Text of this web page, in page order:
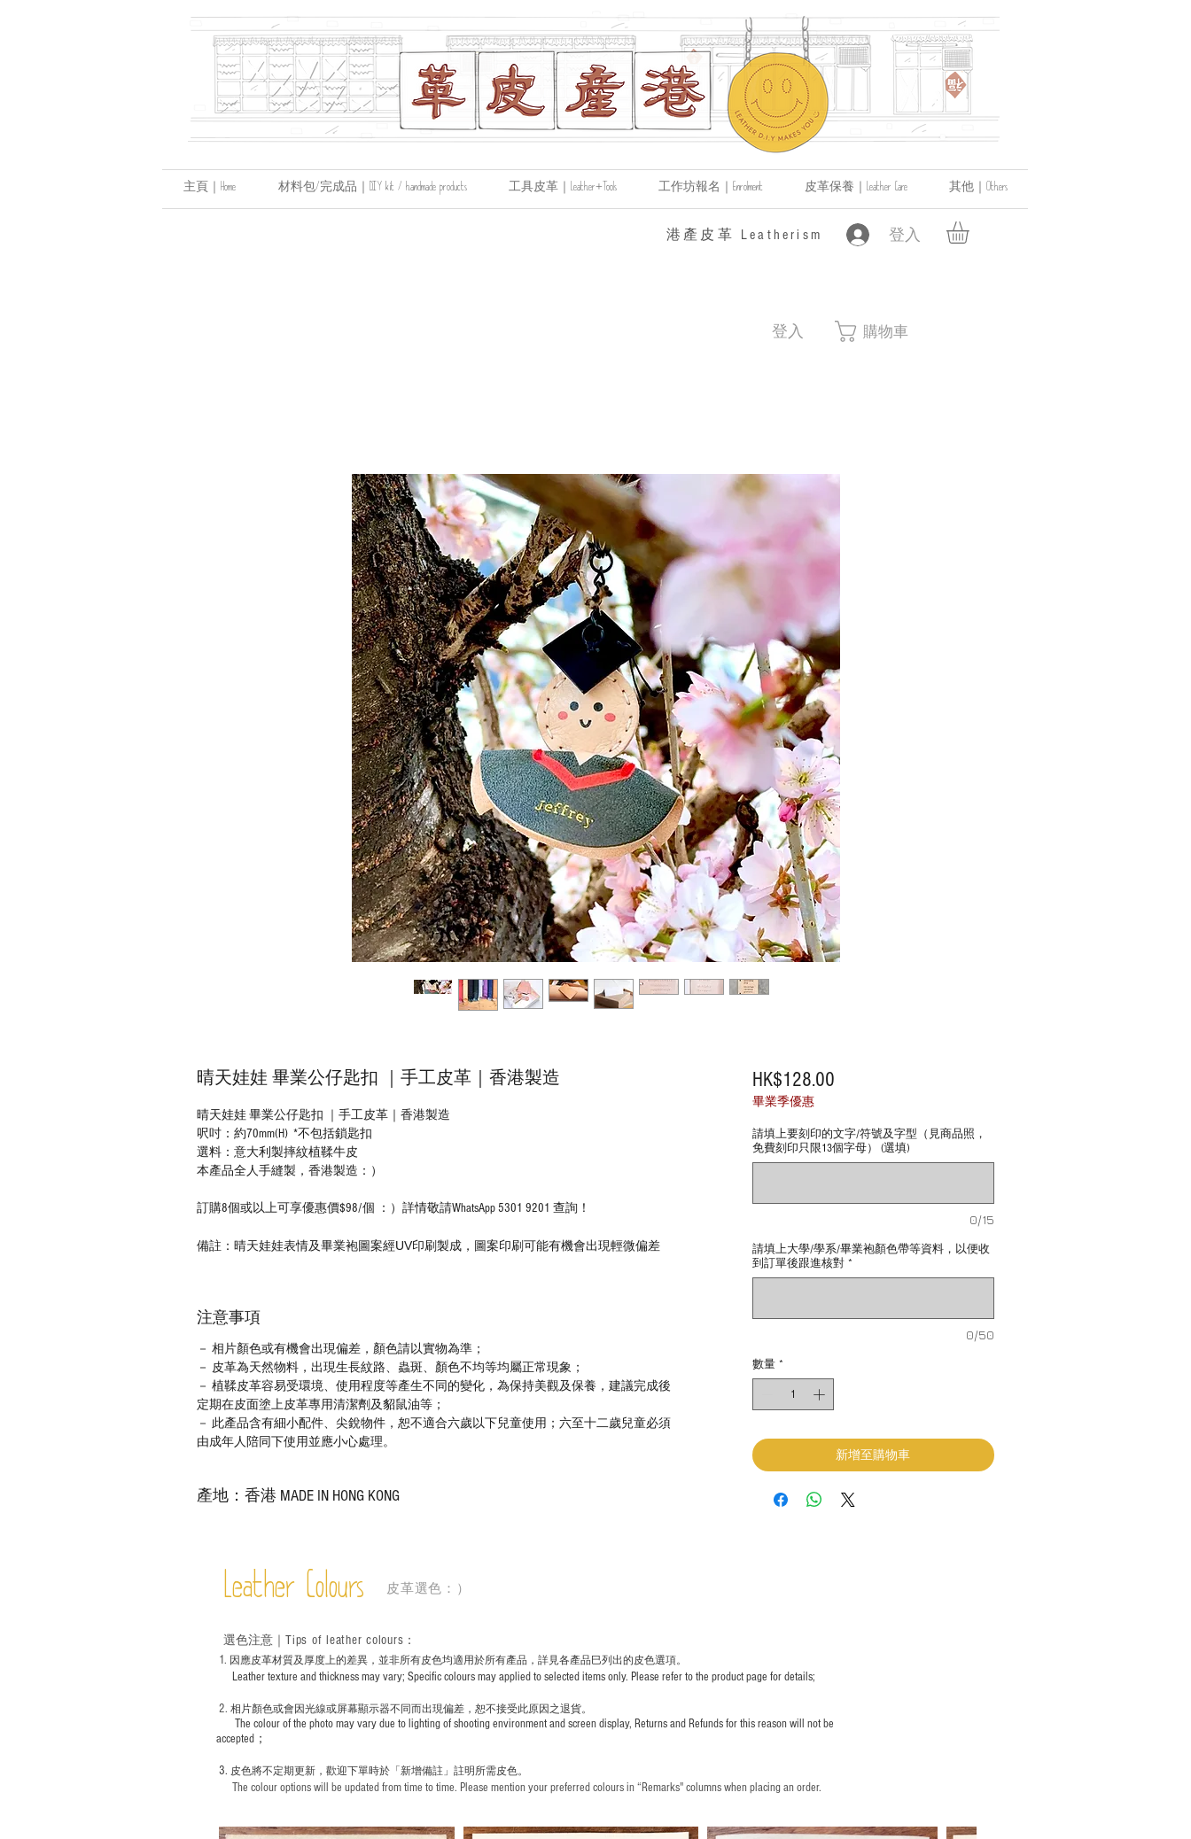
主頁｜Home 材料包/完成品｜DIY kit / handmade products 工具皮革｜Leather+Tools 工作坊報名｜Enrolment 皮革保養｜Leather Care 其他｜Others
登入
​港產皮革 Leatherism
登入 購物車
晴天娃娃 畢業公仔匙扣 ｜手工皮革｜香港製造
晴天娃娃 畢業公仔匙扣 ｜手工皮革｜香港製造
呎吋：約70mm(H) *不包括鎖匙扣
選料：意大利製摔紋植鞣牛皮
本產品全人手縫製，香港製造：）
訂購8個或以上可享優惠價$98/個 ：）詳情敬請WhatsApp 5301 9201 查詢！
備註：晴天娃娃表情及畢業袍圖案經UV印刷製成，圖案印刷可能有機會出現輕微偏差
注意事項
－ 相片顏色或有機會出現偏差，顏色請以實物為準；
－ 皮革為天然物料，出現生長紋路、蟲斑、顏色不均等均屬正常現象；
－ 植鞣皮革容易受環境、使用程度等產生不同的變化，為保持美觀及保養，建議完成後
定期在皮面塗上皮革專用清潔劑及貂鼠油等；
－ 此產品含有細小配件、尖銳物件，恕不適合六歲以下兒童使用；六至十二歲兒童必須
由成年人陪同下使用並應小心處理。
產地：香港 MADE IN HONG KONG
HK$128.00價
畢業季優惠
請填上要刻印的文字/符號及字型（見商品照，
免費刻印只限13個字母） (選填)
0/15
請填上大學/學系/畢業袍顏色帶等資料，以便收
到訂單後跟進核對 *
0/50
數量 *
新增至購物車
Leather Colours 皮革選色：）
1. ​ 因應皮革材質及厚度上的差異，並非所有皮色均適用於所有產品，詳見各產品巳列出的皮色選項。
Leather texture and thickness may vary; Specific colours may applied to selected items only. Please refer to the product page for details;
2. 相片顏色或會因光線或屏幕顯示器不同而出現偏差，恕不接受此原因之退貨。
The colour of the photo may vary due to lighting of shooting environment and screen display, Returns and Refunds for this reason will not be
accepted；
3. 皮色將不定期更新，歡迎下單時於「新增備註」註明 所需皮色。
The colour options will be updated from time to time. Please mention your preferred colours in “Remarks" columns when placing an order.
選色注意｜ Tips of leather colours ：